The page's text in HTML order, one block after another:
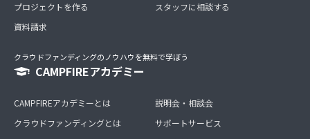
プロジェクトを作る
資料請求
スタッフに相談する
クラウドファンディングのノウハウを無料で学ぼう
CAMPFIREアカデミー
CAMPFIREアカデミーとは
クラウドファンディングとは
説明会・相談会
サポートサービス